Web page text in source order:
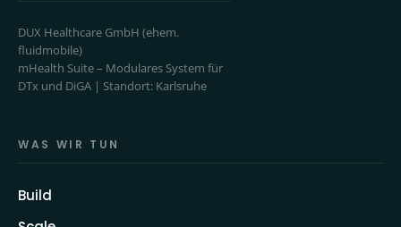
DUX Healthcare GmbH (ehem.
fluidmobile)
mHealth Suite – Modulares System für
DTx und DiGA | Standort: Karlsruhe
WAS WIR TUN
Build